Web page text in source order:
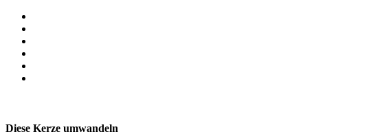
Diese Kerze umwandeln